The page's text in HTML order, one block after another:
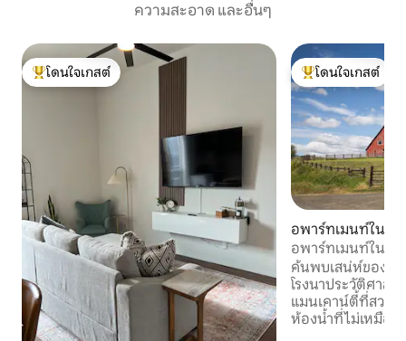
ความสะอาด และอื่นๆ
โดนใจเกสต์ที่สุด
โดนใจเกสต์
โดนใจเกสต์ที่สุด
โดนใจเกสต์
อพาร์ทเมนท์ใน
อพาร์ทเมนท์ในโรง
ค้นพบเสน่ห์ของกา
โรงนาประวัติศาส
แมนเคาน์ตี้ที่สวยง
ห้องน้ำที่ไม่เหมือน